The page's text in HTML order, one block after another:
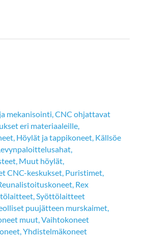
mekanisointi,CNC ohjattavat
eri materiaaleille,
, Höylät ja tappikoneet, Källsöe
,
, Muut höylät,
CNC-keskukset, Puristimet,
, Rex
,Syöttölaitteet
puujätteen murskaimet,
muut,Vaihtokoneet
,Yhdistelmäkoneet